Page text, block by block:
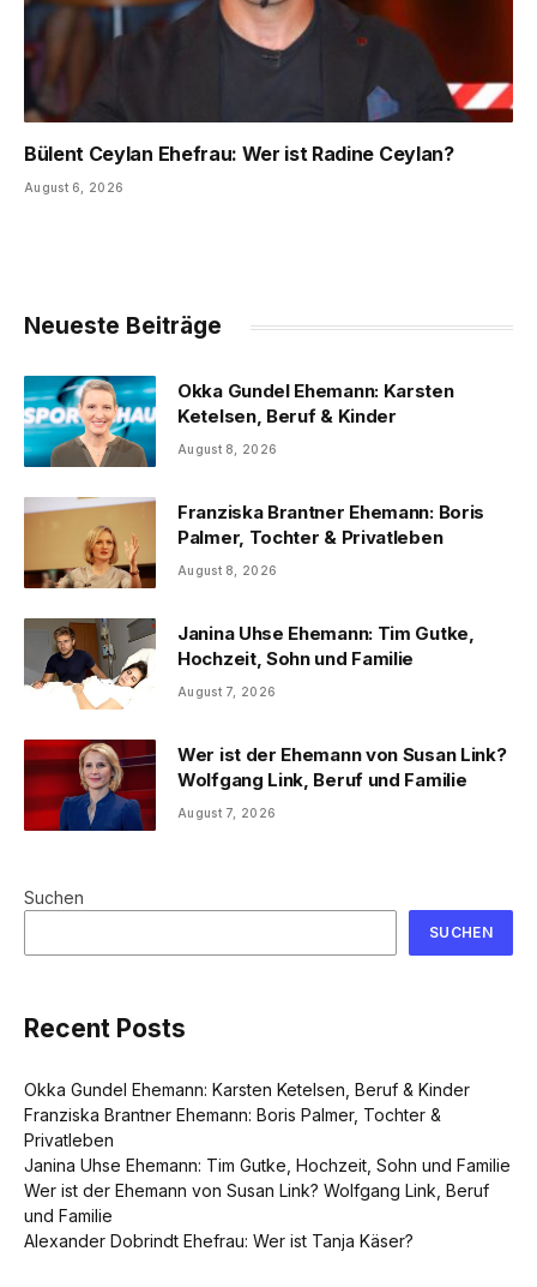
Bülent Ceylan Ehefrau: Wer ist Radine Ceylan?
August 6, 2026
Neueste Beiträge
Okka Gundel Ehemann: Karsten
Ketelsen, Beruf & Kinder
August 8, 2026
Franziska Brantner Ehemann: Boris
Palmer, Tochter & Privatleben
August 8, 2026
Janina Uhse Ehemann: Tim Gutke,
Hochzeit, Sohn und Familie
August 7, 2026
Wer ist der Ehemann von Susan Link?
Wolfgang Link, Beruf und Familie
August 7, 2026
Suchen
SUCHEN
Recent Posts
Okka Gundel Ehemann: Karsten Ketelsen, Beruf & Kinder
Franziska Brantner Ehemann: Boris Palmer, Tochter &
Privatleben
Janina Uhse Ehemann: Tim Gutke, Hochzeit, Sohn und Familie
Wer ist der Ehemann von Susan Link? Wolfgang Link, Beruf
und Familie
Alexander Dobrindt Ehefrau: Wer ist Tanja Käser?